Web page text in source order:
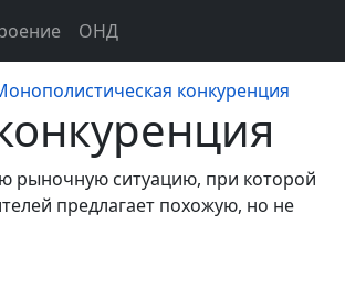
ОНД
конкуренция
рыночную ситуацию, при которой
предлагает похожую, но не